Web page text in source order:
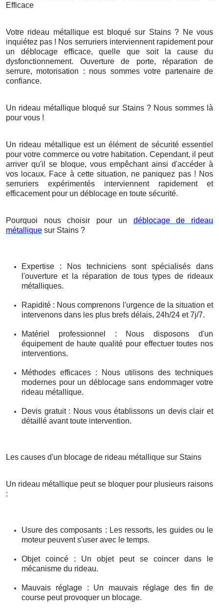
Efficace
Votre rideau métallique est bloqué sur Stains ? Ne vous
inquiétez pas ! Nos serruriers interviennent rapidement pour
un déblocage efficace, quelle que soit la cause du
dysfonctionnement. Ouverture de porte, réparation de
serrure, motorisation : nous sommes votre partenaire de
confiance.
Un rideau métallique bloqué sur Stains ? Nous sommes là
pour vous !
Un rideau métallique est un élément de sécurité essentiel
pour votre commerce ou votre habitation. Cependant, il peut
arriver qu'il se bloque, vous empêchant ainsi d'accéder à
vos locaux. Face à cette situation, ne paniquez pas ! Nos
serruriers expérimentés interviennent rapidement et
efficacement pour un déblocage en toute sécurité.
Pourquoi nous choisir pour un déblocage de rideau
métallique sur Stains ?
Expertise : Nos techniciens sont spécialisés dans
l'ouverture et la réparation de tous types de rideaux
métalliques.
Rapidité : Nous comprenons l'urgence de la situation et
intervenons dans les plus brefs délais, 24h/24 et 7j/7.
Matériel professionnel : Nous disposons d'un
équipement de haute qualité pour effectuer toutes nos
interventions.
Méthodes efficaces : Nous utilisons des techniques
modernes pour un déblocage sans endommager votre
rideau métallique.
Devis gratuit : Nous vous établissons un devis clair et
détaillé avant toute intervention.
Les causes d'un blocage de rideau métallique sur Stains
Un rideau métallique peut se bloquer pour plusieurs raisons
:
Usure des composants : Les ressorts, les guides ou le
moteur peuvent s'user avec le temps.
Objet coincé : Un objet peut se coincer dans le
mécanisme du rideau.
Mauvais réglage : Un mauvais réglage des fin de
course peut provoquer un blocage.